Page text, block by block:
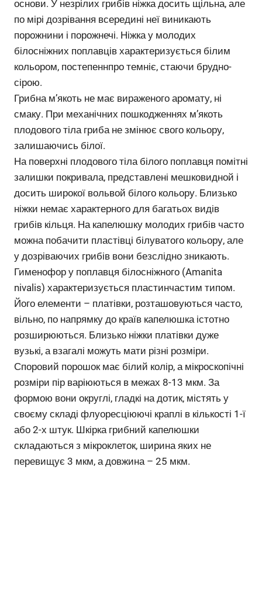
основи. У незрілих грибів ніжка досить щільна, але
по мірі дозрівання всередині неї виникають
порожнини і порожнечі. Ніжка у молодих
білосніжних поплавців характеризується білим
кольором, постепеннпро темніє, стаючи брудно-
сірою.
Грибна м’якоть не має вираженого аромату, ні
смаку. При механічних пошкодженнях м’якоть
плодового тіла гриба не змінює свого кольору,
залишаючись білої.
На поверхні плодового тіла білого поплавця помітні
залишки покривала, представлені мешковидной і
досить широкої вольвой білого кольору. Близько
ніжки немає характерного для багатьох видів
грибів кільця. На капелюшку молодих грибів часто
можна побачити пластівці білуватого кольору, але
у дозріваючих грибів вони безслідно зникають.
Гименофор у поплавця білосніжного (Amanita
nivalis) характеризується пластинчастим типом.
Його елементи – платівки, розташовуються часто,
вільно, по напрямку до країв капелюшка істотно
розширюються. Близько ніжки платівки дуже
вузькі, а взагалі можуть мати різні розміри.
Споровий порошок має білий колір, а мікроскопічні
розміри пір варіюються в межах 8-13 мкм. За
формою вони округлі, гладкі на дотик, містять у
своєму складі флуоресціюючі краплі в кількості 1-ї
або 2-х штук. Шкірка грибний капелюшки
складаються з мікроклеток, ширина яких не
перевищує 3 мкм, а довжина – 25 мкм.